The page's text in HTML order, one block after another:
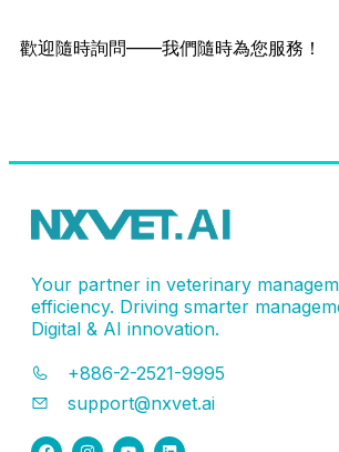
歡迎隨時詢問——我們隨時為您服務！
Your partner in veterinary
efficiency. Driving smarter
Digital & AI innovation.
+886-2-2521-9995
support@nxvet.ai